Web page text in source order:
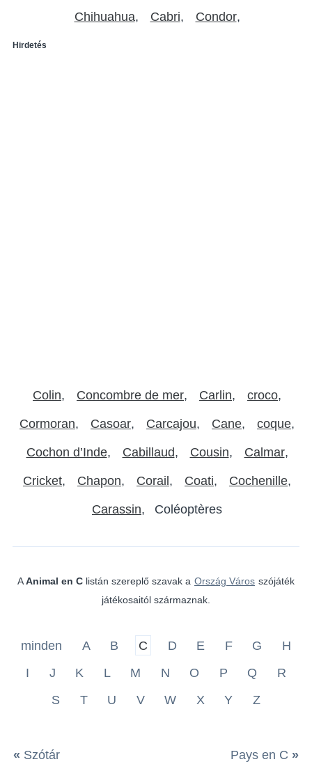
Chihuahua Cabri Condor
Hirdetés
Colin Concombre de mer Carlin croco
Cormoran Casoar Carcajou Cane coque
Cochon d’Inde Cabillaud Cousin Calmar
Cricket Chapon Corail Coati Cochenille
Carassin Coléoptères
AAnimal en C listán szereplő szavak a Ország Város szójáték
játékosaitól származnak.
minden A B C D E F G
H
I
J K L M N O P Q
R
S
T U V W X Y Z
« Szótár Pays en C »